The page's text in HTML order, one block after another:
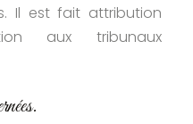
Il est fait attribution
aux tribunaux